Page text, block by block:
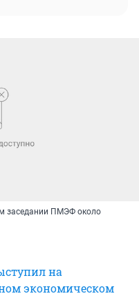
заседании ПМЭФ около
на
экономическом